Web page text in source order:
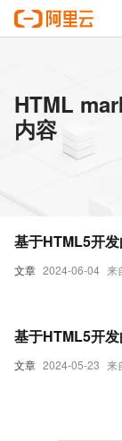
HTML
内容
文章 2024-06-04 来
基于HTML5开
文章 2024-05-23 来
基于HTML5开